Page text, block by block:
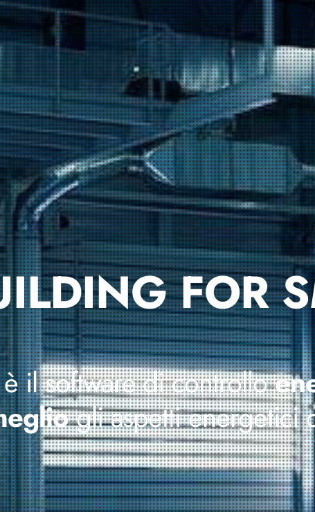
FOR
il software di controllo
gli aspetti energetici